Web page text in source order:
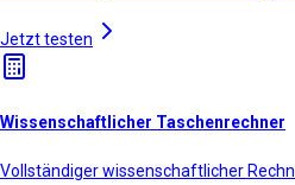
Jetzt testen
Wissenschaftlicher Taschenrechner
Vollständiger wissenschaftlicher